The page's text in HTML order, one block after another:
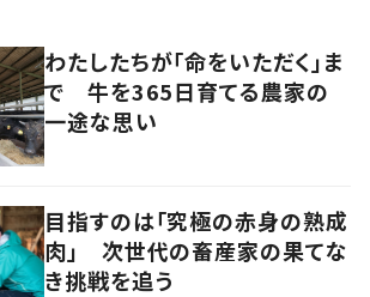
わたしたちが「命をいただく」ま
で 牛を365日育てる農家の
一途な思い
目指すのは「究極の赤身の熟成
肉」 次世代の畜産家の果てな
き挑戦を追う